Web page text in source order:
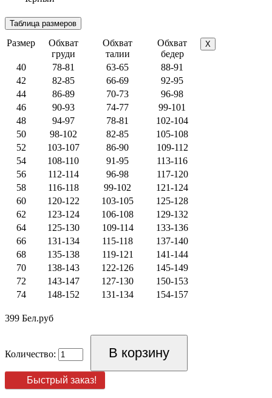
Размер
Обхват
груди
Обхват
талии
Обхват
бедер
X
40 78-81 63-65
88-91
42
82-85 66-69
92-95
44
86-89 70-73
96-98
46
90-93 74-77
99-101
48
94-97 78-81
102-104
50
98-102 82-85
105-108
52
103-107 86-90
109-112
54
108-110 91-95
113-116
56
112-114 96-98
117-120
58
116-118 99-102
121-124
60
120-122 103-105
125-128
62
123-124 106-108
129-132
64
125-130 109-114
133-136
66
131-134 115-118
137-140
68
135-138 119-121
141-144
70
138-143 122-126
145-149
72
143-147 127-130
150-153
74
148-152 131-134 154-157
399 Бел.руб
Количество:
Быстрый заказ!